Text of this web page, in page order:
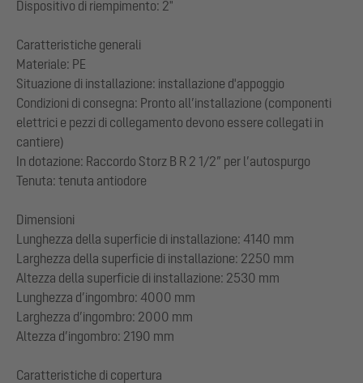
Dispositivo di riempimento: 2"
Caratteristiche generali
Materiale: PE
Situazione di installazione: installazione d'appoggio
Condizioni di consegna: Pronto all’installazione (componenti
elettrici e pezzi di collegamento devono essere collegati in
cantiere)
In dotazione: Raccordo Storz B R 2 1/2” per l’autospurgo
Tenuta: tenuta antiodore
Dimensioni
Lunghezza della superficie di installazione: 4140 mm
Larghezza della superficie di installazione: 2250 mm
Altezza della superficie di installazione: 2530 mm
Lunghezza d’ingombro: 4000 mm
Larghezza d’ingombro: 2000 mm
Altezza d’ingombro: 2190 mm
Caratteristiche di copertura